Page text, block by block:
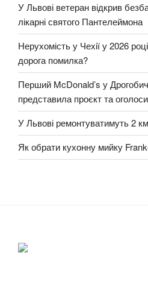
У Львові ветеран відкрив
лікарні святого Пантелеймона
Нерухомість у Чехії у 2026
дорога помилка?
Перший McDonald’s у
представила проєкт та
У Львові ремонтуватимуть 2
Як обрати кухонну мийку